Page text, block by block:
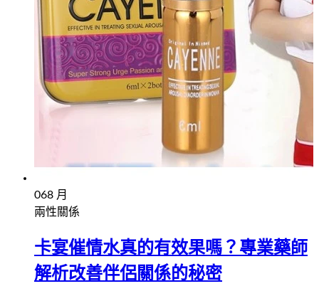
068 月
兩性關係
卡宴催情水真的有效果嗎？專業藥師
解析改善伴侶關係的秘密